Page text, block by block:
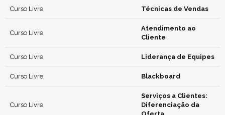
Curso Livre Técnicas de Vendas
Curso Livre
Atendimento ao
Cliente
Curso Livre Liderança de Equipes
Curso Livre Blackboard
Curso Livre
Serviços a Clientes:
Diferenciação da